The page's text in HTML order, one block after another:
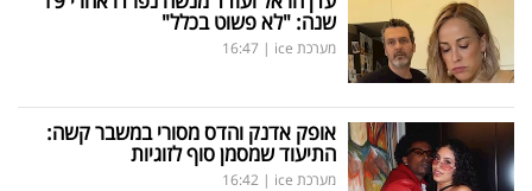
שנה: "לא פשוט בכלל"
מערכת ice |
16:47
אופק אדנק והדס מסורי במשבר קשה:
התיעוד שמסמן סוף לזוגיות
מערכת ice |
16:42